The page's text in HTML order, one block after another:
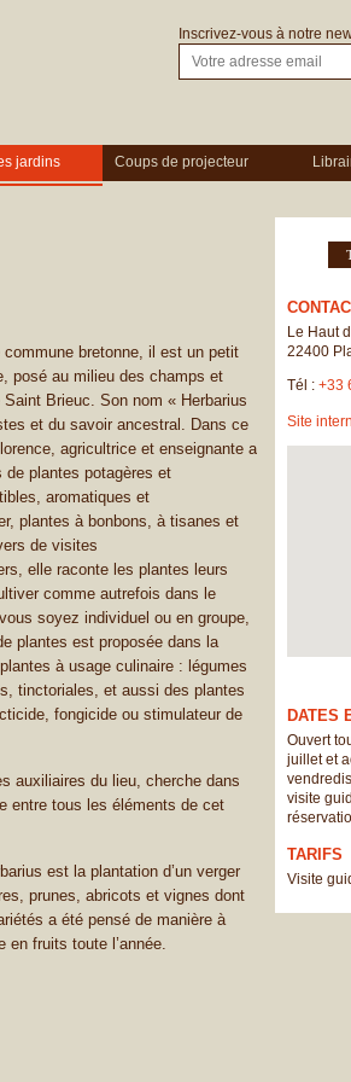
Inscrivez-vous à notre
jardins Coups de projecteur
bretonne, il est un petit
posé au milieu des champs et
Brieuc. Son nom « Herbarius
et du savoir ancestral. Dans ce
agricultrice et enseignante a
plantes potagères et
aromatiques et
plantes à bonbons, à tisanes et
de visites
elle raconte les plantes leurs
comme autrefois dans le
soyez individuel ou en groupe,
plantes est proposée dans la
à usage culinaire : légumes
tinctoriales, et aussi des plantes
fongicide ou stimulateur de
auxiliaires du lieu, cherche dans
entre tous les éléments de cet
est la plantation d’un verger
prunes, abricots et vignes dont
a été pensé de manière à
en fruits toute l’année.
Le Haut
22400
Tél : +33
Site
DATES
Ouvert
juillet et
visite
TARIFS
Visite